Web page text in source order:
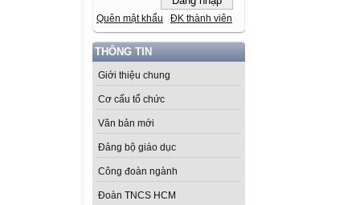
Quên mật khẩu ĐK thành viên
THÔNG TIN
Giới thiệu chung
Cơ cấu tổ chức
Văn bản mới
Đảng bộ giáo dục
Công đoàn ngành
Đoàn TNCS HCM